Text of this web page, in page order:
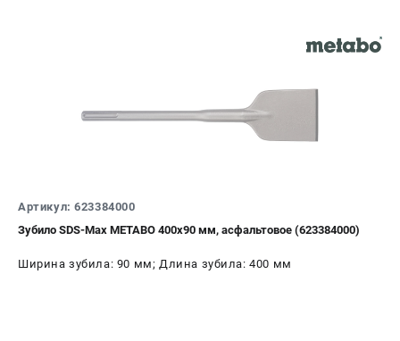
Артикул: 623384000
Зубило SDS-Max METABO 400x90 мм, асфальтовое (623384000)
Ширина зубила: 90 мм; Длина зубила: 400 мм